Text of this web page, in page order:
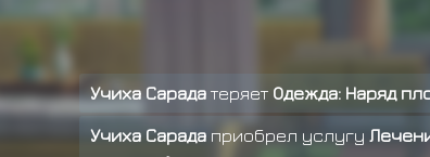
Учиха Сарадатеряет Одежда: Наряд
Учиха Сарада приобрел услугу